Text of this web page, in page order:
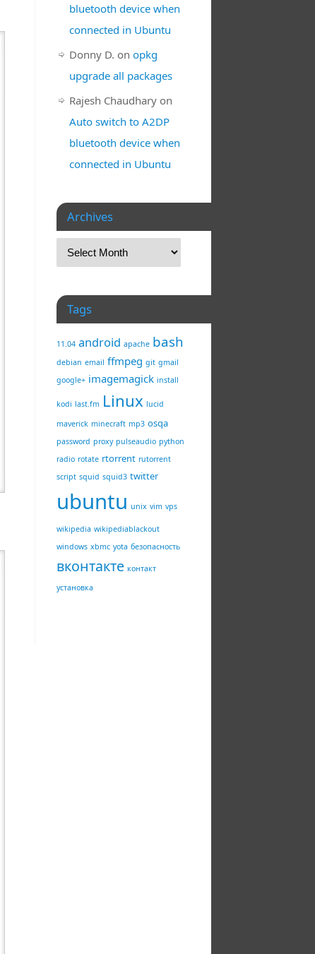
bluetooth device when
connected in Ubuntu
Donny D. on opkg
upgrade all packages
Rajesh Chaudhary on
Auto switch to A2DP
bluetooth device when
connected in Ubuntu
Archives
Tags
11.04 android apache bash
debian email ffmpeg git gmail
google+ imagemagick install
kodi last.fm Linux lucid
maverick minecraft mp3 osqa
password proxy pulseaudio python
radio rotate rtorrent rutorrent
script squid squid3 twitter
ubuntu unix vim vps
wikipedia wikipediablackout
windows xbmc yota безопасность
вконтакте контакт
установка